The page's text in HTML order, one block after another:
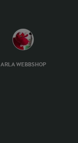
ARLA WEBBSHOP